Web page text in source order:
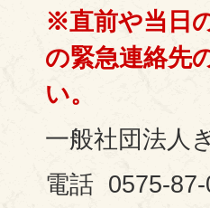
※直前や当日
の緊急連絡先
い。
一般社団法人
電話 0575-